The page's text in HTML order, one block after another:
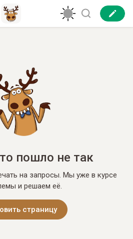
пошло не так
на запросы. Мы уже в курсе
и решаем её.
страницу